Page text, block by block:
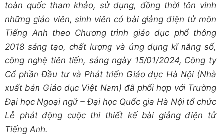
toàn quốc tham khảo, sử dụng, đồng thời tôn vinh
những giáo viên, sinh viên có bài giảng điện tử môn
Tiếng Anh theo Chương trình giáo dục phổ thông
2018 sáng tạo, chất lượng và ứng dụng kĩ năng số,
công nghệ tiên tiến, sáng ngày 15/01/2024, Công ty
Cổ phần Đầu tư và Phát triển Giáo dục Hà Nội (Nhà
xuất bản Giáo dục Việt Nam) đã phối hợp với Trường
Đại học Ngoại ngữ – Đại học Quốc gia Hà Nội tổ chức
Lễ phát động cuộc thi thiết kế bài giảng điện tử
Tiếng Anh.